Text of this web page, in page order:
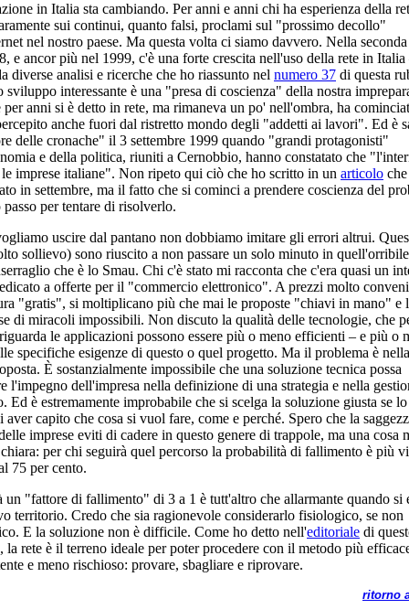
in Italia sta cambiando. Per anni e anni chi ha esperienza della
sui continui, quanto falsi, proclami sul "prossimo decollo"
nel nostro paese. Ma questa volta ci siamo davvero. Nella
e ancor più nel 1999, c'è una forte crescita nell'uso della rete in Italia
diverse analisi e ricerche che ho riassunto nel numero 37 di questa
sviluppo interessante è una "presa di coscienza" della nostra
per anni si è detto in rete, ma rimaneva un po' nell'ombra, ha
anche fuori dal ristretto mondo degli "addetti ai lavori". Ed è
delle cronache" il 3 settembre 1999 quando "grandi protagonisti"
e della politica, riuniti a Cernobbio, hanno constatato che
le imprese italiane". Non ripeto qui ciò che ho scritto in un articolo
in settembre, ma il fatto che si cominci a prendere coscienza del
per tentare di risolverlo.
uscire dal pantano non dobbiamo imitare gli errori altrui.
sollievo) sono riuscito a non passare un solo minuto in quell'orribile
che è lo Smau. Chi c'è stato mi racconta che c'era quasi un
a offerte per il "commercio elettronico". A prezzi molto
"gratis", si moltiplicano più che mai le proposte "chiavi in mano" e
di miracoli impossibili. Non discuto la qualità delle tecnologie, che
le applicazioni possono essere più o meno efficienti – e più o
specifiche esigenze di questo o quel progetto. Ma il problema è
È sostanzialmente impossibile che una soluzione tecnica possa
l'impegno dell'impresa nella definizione di una strategia e nella
Ed è estremamente improbabile che si scelga la soluzione giusta se
aver capito che cosa si vuol fare, come e perché. Spero che la
imprese eviti di cadere in questo genere di trappole, ma una cosa
per chi seguirà quel percorso la probabilità di fallimento è più
75 per cento.
un "fattore di fallimento" di 3 a 1 è tutt'altro che allarmante quando si
territorio. Credo che sia ragionevole considerarlo fisiologico, se non
E la soluzione non è difficile. Come ho detto nell'editoriale di
la rete è il terreno ideale per poter procedere con il metodo più
e meno rischioso: provare, sbagliare e riprovare.
ritorno